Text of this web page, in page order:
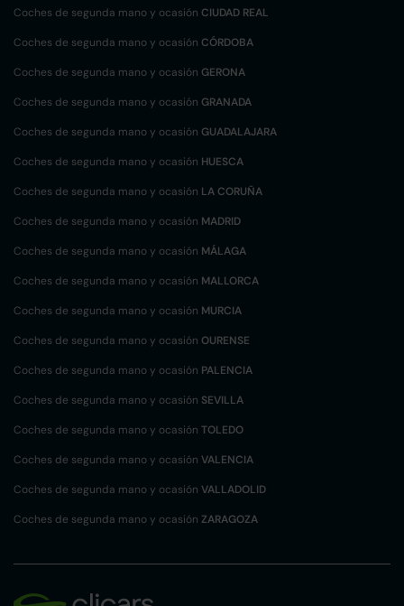
Coches de segunda mano y ocasión CIUDAD REAL
Coches de segunda mano y ocasión CÓRDOBA
Coches de segunda mano y ocasión GERONA
Coches de segunda mano y ocasión GRANADA
Coches de segunda mano y ocasión GUADALAJARA
Coches de segunda mano y ocasión HUESCA
Coches de segunda mano y ocasión LA CORUÑA
Coches de segunda mano y ocasión MADRID
Coches de segunda mano y ocasión MÁLAGA
Coches de segunda mano y ocasión MALLORCA
Coches de segunda mano y ocasión MURCIA
Coches de segunda mano y ocasión OURENSE
Coches de segunda mano y ocasión PALENCIA
Coches de segunda mano y ocasión SEVILLA
Coches de segunda mano y ocasión TOLEDO
Coches de segunda mano y ocasión VALENCIA
Coches de segunda mano y ocasión VALLADOLID
Coches de segunda mano y ocasión ZARAGOZA